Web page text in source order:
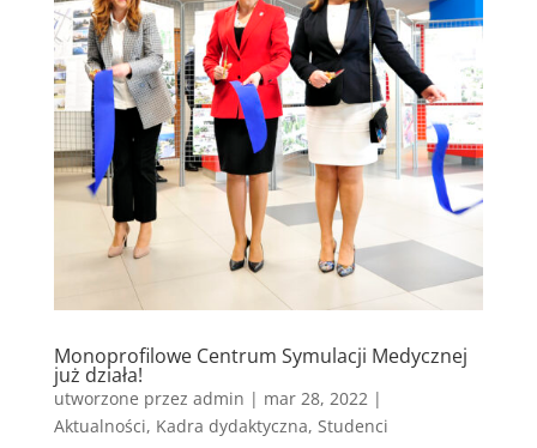
Monoprofilowe Centrum Symulacji Medycznej
już działa!
utworzone przez admin | mar 28, 2022|
Aktualności, Kadra dydaktyczna, Studenci